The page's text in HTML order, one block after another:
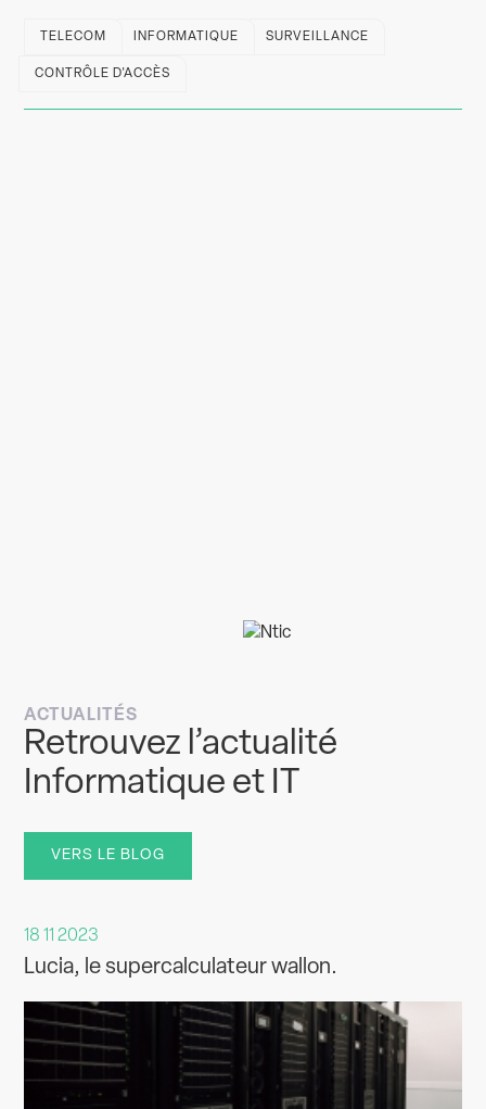
TELECOM INFORMATIQUE SURVEILLANCE
CONTRÔLE D'ACCÈS
ACTUALITÉS
Retrouvez l’actualité
Informatique et IT
VERS LE BLOG
18 11 2023
Lucia, le supercalculateur wallon.